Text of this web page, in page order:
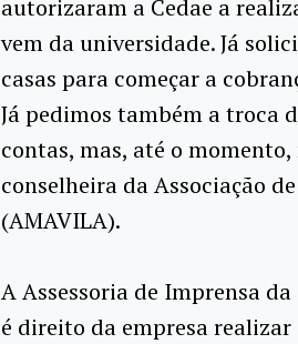
autorizaram a Cedae a
vem da universidade. Já
casas para começar a
Já pedimos também a troca
contas, mas, até o
conselheira da Associação
(AMAVILA).
A Assessoria de Imprensa
é direito da empresa